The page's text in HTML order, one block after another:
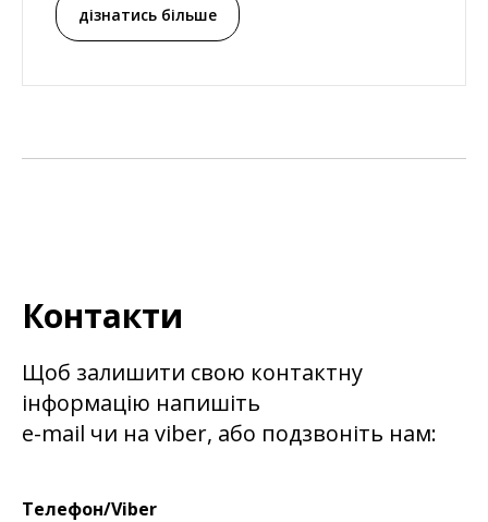
дізнатись більше
Контакти
Щоб залишити свою контактну
інформацію напишіть
e-mail чи на viber, або подзвоніть нам:
Телефон/Viber